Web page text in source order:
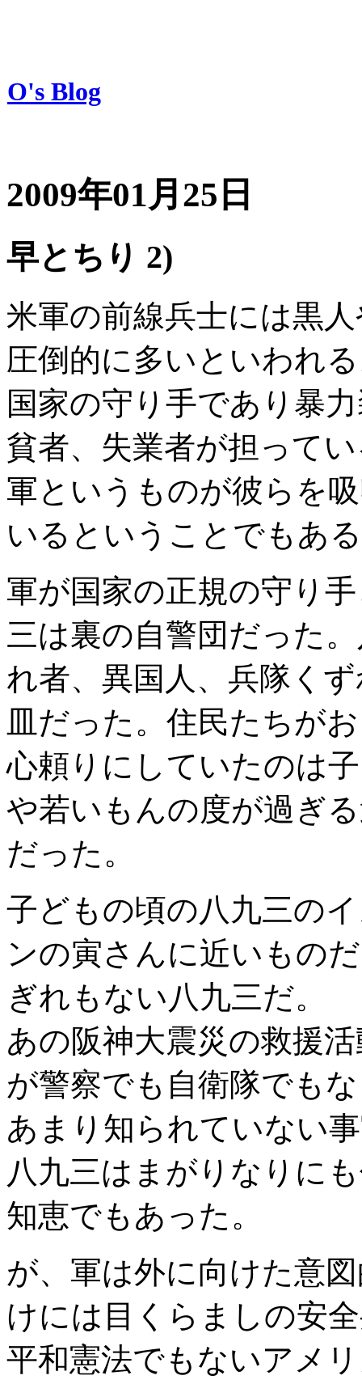
O's Blog
2009年01月25日
早とちり 2)
米軍の前線兵士には黒
圧倒的に多いといわれ
国家の守り手であり暴
貧者、失業者が担って
軍というものが彼らを
いるということでもあ
軍が国家の正規の守り
三は裏の自警団だった
れ者、異国人、兵隊く
皿だった。住民たちが
心頼りにしていたのは
や若いもんの度が過ぎ
だった。
子どもの頃の八九三の
ンの寅さんに近いもの
ぎれもない八九三だ。
あの阪神大震災の救援
が警察でも自衛隊でも
あまり知られていない
八九三はまがりなりに
知恵でもあった。
が、軍は外に向けた意
けには目くらましの安
平和憲法でもないアメ